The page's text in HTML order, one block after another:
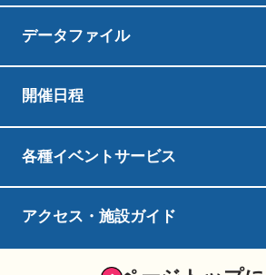
データファイル
開催日程
各種イベントサービス
アクセス・施設ガイド